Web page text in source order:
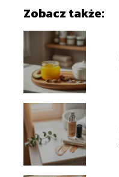
Zobacz także: